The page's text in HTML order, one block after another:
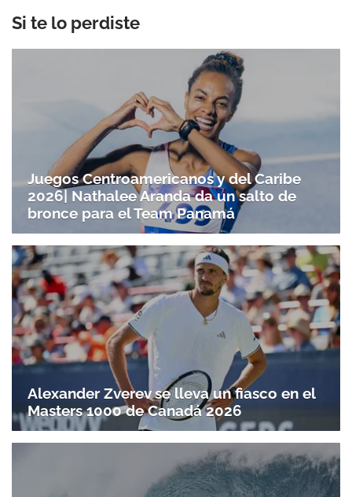
Si te lo perdiste
Juegos Centroamericanos y del Caribe
2026| Nathalee Aranda da un salto de
bronce para el Team Panamá
Alexander Zverev se lleva un fiasco en el
Masters 1000 de Canadá 2026